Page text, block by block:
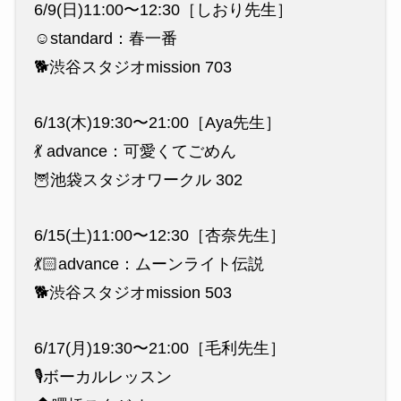
6/9(日)11:00〜12:30［しおり先生］
☺️standard：春一番
🐕渋谷スタジオmission 703
6/13(木)19:30〜21:00［Aya先生］
💃 advance：可愛くてごめん
🦉池袋スタジオワークル 302
6/15(土)11:00〜12:30［杏奈先生］
💃🏻advance：ムーンライト伝説
🐕渋谷スタジオmission 503
6/17(月)19:30〜21:00［毛利先生］
🎙️ボーカルレッスン